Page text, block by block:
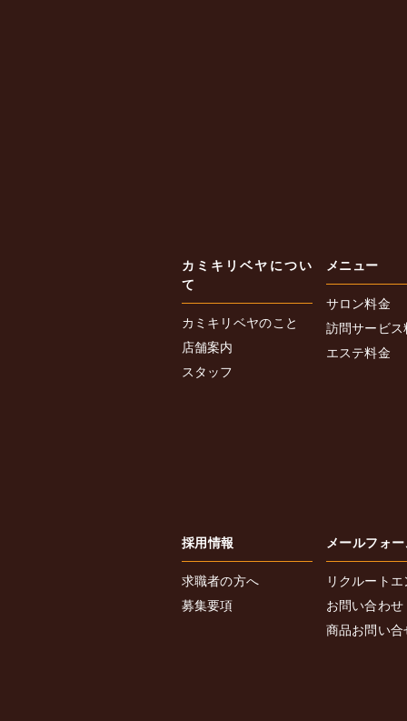
カミキリベヤについ
て
カミキリベヤのこと
店舗案内
スタッフ
メニュー
サロン料金
訪問サービ
エステ料金
採用情報
求職者の方へ
募集要項
メールフォ
リクルート
お問い合わせ
商品お問い合